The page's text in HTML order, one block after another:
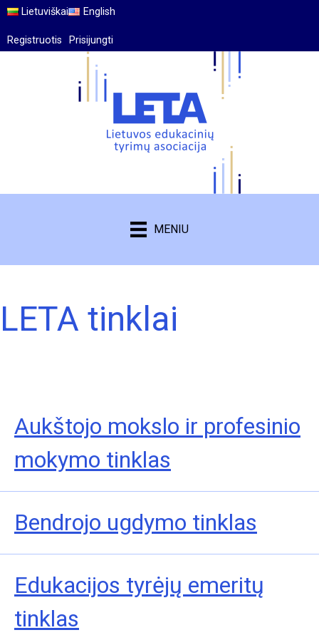
Lietuviškai English
Registruotis Prisijungti
MENIU
LETA tinklai
Aukštojo mokslo ir profesinio
mokymo tinklas
Bendrojo ugdymo tinklas
Edukacijos tyrėjų emeritų
tinklas